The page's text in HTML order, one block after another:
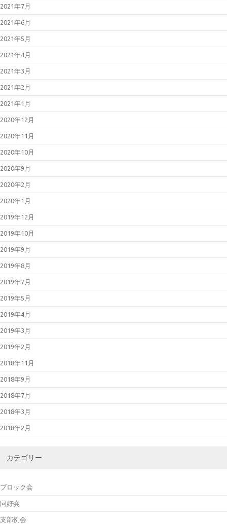
2021年7月
2021年6月
2021年5月
2021年4月
2021年3月
2021年2月
2021年1月
2020年12月
2020年11月
2020年10月
2020年9月
2020年2月
2020年1月
2019年12月
2019年10月
2019年9月
2019年8月
2019年7月
2019年5月
2019年4月
2019年3月
2019年2月
2018年11月
2018年9月
2018年7月
2018年3月
2018年2月
カテゴリー
ブロック会
同好会
支部例会